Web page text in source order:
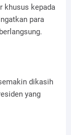
khusus kepada
para
dikasih
yang